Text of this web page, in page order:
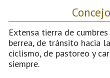
Extensa tierra de
berrea, de tránsito hacia
ciclismo, de pastoreo y
siempre.